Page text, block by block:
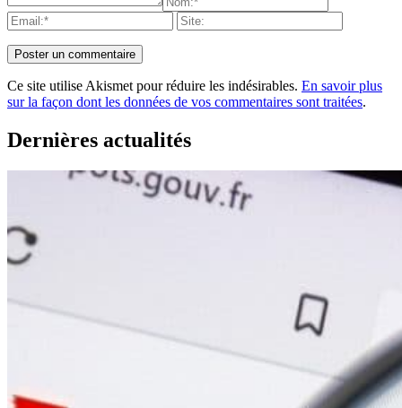
Ce site utilise Akismet pour réduire les indésirables. En savoir plus
sur la façon dont les données de vos commentaires sont traitées.
Dernières actualités